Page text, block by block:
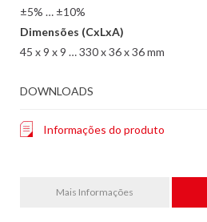
±5% … ±10%
Dimensões (CxLxA)
45 x 9 x 9 … 330 x 36 x 36 mm
DOWNLOADS
Informações do produto
Mais Informações